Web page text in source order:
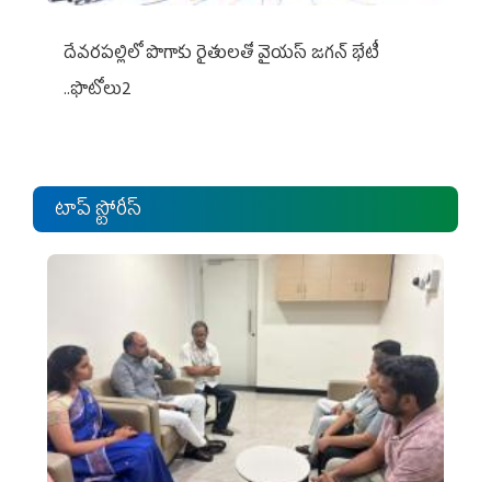
దేవరపల్లిలో పొగాకు రైతులతో వైయస్ జగన్ భేటీ
..ఫొటోలు2
టాప్ స్టోరీస్